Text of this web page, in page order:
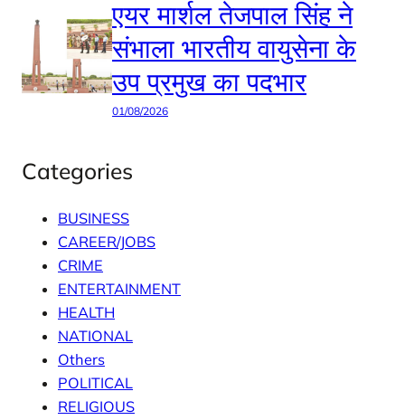
एयर मार्शल तेजपाल सिंह ने
संभाला भारतीय वायुसेना के
उप प्रमुख का पदभार
01/08/2026
Categories
BUSINESS
CAREER/JOBS
CRIME
ENTERTAINMENT
HEALTH
NATIONAL
Others
POLITICAL
RELIGIOUS